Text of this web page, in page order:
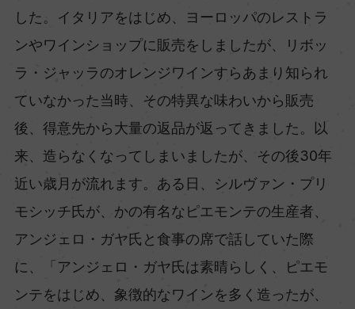
した。イタリアをはじめ、ヨーロッパのレストラ
ンやワインショップに販売をしましたが、リボッ
ラ・ジャッラのオレンジワインすらあまり知られ
ていなかった当時、その特異な味わいから販売
後、得意先から大量の返品が返ってきました。以
来、造らなくなってしまいましたが、その後30年
近い歳月が流れます。ある日、シルヴァン・プリ
モシッチ氏が、かの有名なピエモンテの生産者、
アンジェロ・ガヤ氏と食事の席で話していた際
に、「アンジェロ・ガヤ氏は素晴らしく、ピエモ
ンテをはじめ、象徴的なワインを多く造ったが、